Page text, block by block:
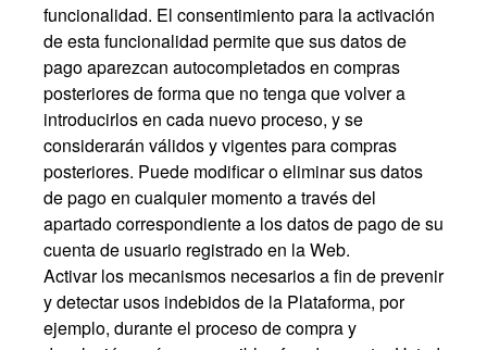
funcionalidad. El consentimiento para la activación
de esta funcionalidad permite que sus datos de
pago aparezcan autocompletados en compras
posteriores de forma que no tenga que volver a
introducirlos en cada nuevo proceso, y se
considerarán válidos y vigentes para compras
posteriores. Puede modificar o eliminar sus datos
de pago en cualquier momento a través del
apartado correspondiente a los datos de pago de su
cuenta de usuario registrado en la Web.
Activar los mecanismos necesarios a fin de prevenir
y detectar usos indebidos de la Plataforma, por
ejemplo, durante el proceso de compra y